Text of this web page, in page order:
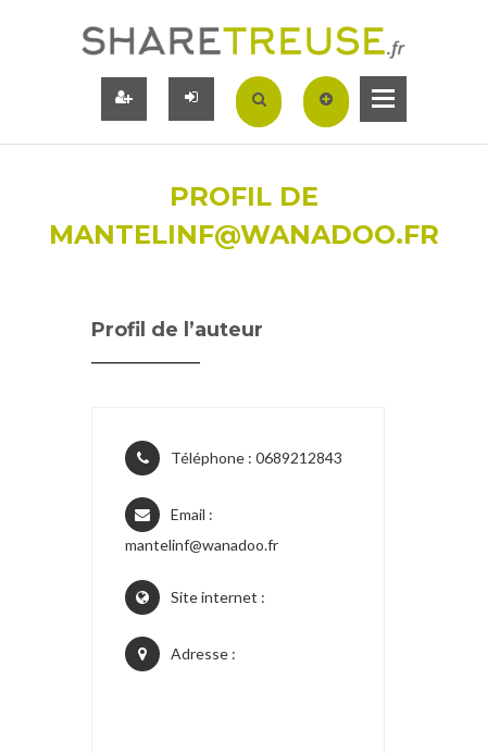
PROFIL DE
MANTELINF@WANADOO.FR
Profil de l’auteur
Téléphone : 0689212843
Email :
mantelinf@wanadoo.fr
Site internet :
Adresse :